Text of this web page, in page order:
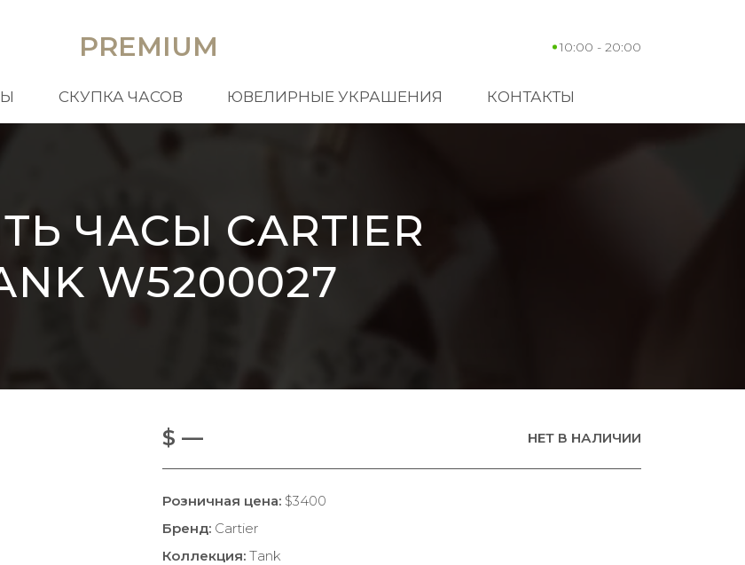
PREMIUM 10:00 - 20:00
СКУПКА ЧАСОВ ЮВЕЛИРНЫЕ УКРАШЕНИЯ КОНТАКТЫ
ЧАСЫ CARTIER
W5200027
$ — НЕТ В НАЛИЧИИ
Розничная цена: $3400
Бренд: Cartier
Коллекция: Tank